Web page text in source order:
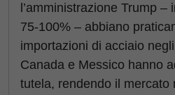
l’amministrazione Trump –
75-100% – abbiano
importazioni di acciaio
Canada e Messico hanno
tutela, rendendo il mercato